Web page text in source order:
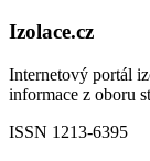
Izolace.cz
Internetový portál
informace z oboru
ISSN 1213-6395